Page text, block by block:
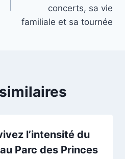
concerts, sa vie
familiale et sa tournée
l’intensité du
Parc des Princes